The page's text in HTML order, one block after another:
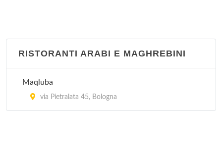
RISTORANTI ARABI E MAGHREBINI
Maqluba
via Pietralata 45, Bologna